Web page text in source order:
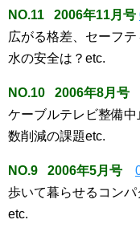
NO.11 2006年11月号
広がる格差、セーフ
水の安全は？etc.
NO.10 2006年8月号
ケーブルテレビ整備
数削減の課題etc.
NO.9 2006年5月号
歩いて暮らせるコン
etc.